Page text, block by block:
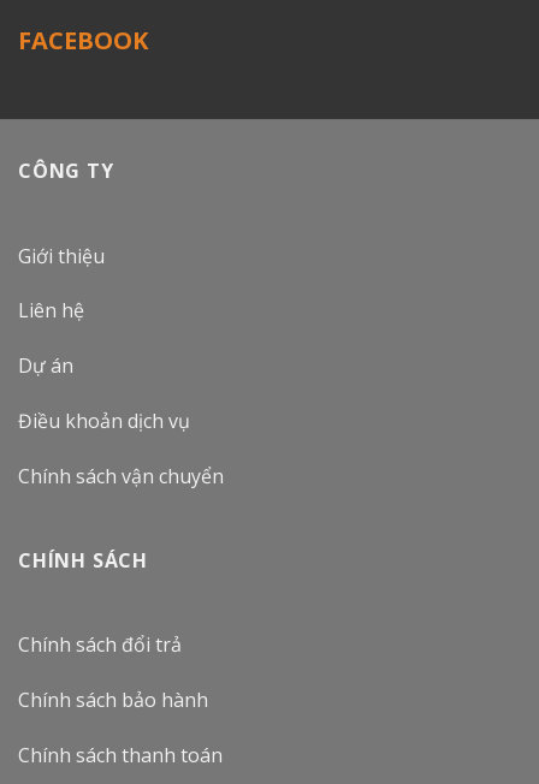
FACEBOOK
CÔNG TY
Giới thiệu
Liên hệ
Dự án
Điều khoản dịch vụ
Chính sách vận chuyển
CHÍNH SÁCH
Chính sách đổi trả
Chính sách bảo hành
Chính sách thanh toán